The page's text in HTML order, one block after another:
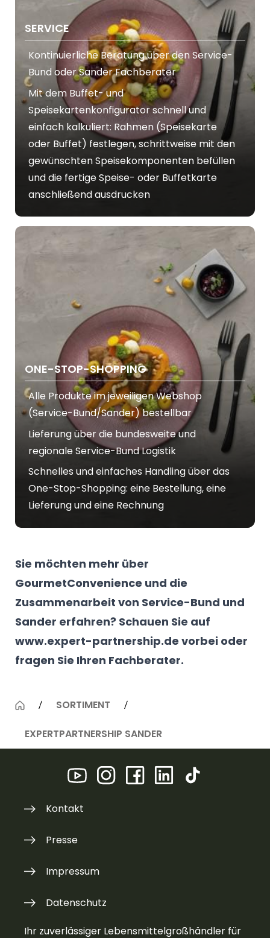
SERVICE
Kontinuierliche Beratung über den Service-
Bund oder Sander Fachberater
Mit dem Buffet- und
Speisekartenkonfigurator schnell und
einfach kalkuliert: Rahmen (Speisekarte
oder Buffet) festlegen, schrittweise mit den
gewünschten Speisekomponenten befüllen
und die fertige Speise- oder Buffetkarte
anschließend ausdrucken
ONE-STOP-SHOPPING
Alle Produkte im jeweiligen Webshop
(Service-Bund/Sander) bestellbar
Lieferung über die bundesweite und
regionale Service-Bund Logistik
Schnelles und einfaches Handling über das
One-Stop-Shopping: eine Bestellung, eine
Lieferung und eine Rechnung
Sie möchten mehr über
GourmetConvenience und die
Zusammenarbeit von Service-Bund und
Sander erfahren? Schauen Sie auf
www.expert-partnership.de vorbei oder
fragen Sie Ihren Fachberater.
SORTIMENT
EXPERTPARTNERSHIP SANDER
Ihr zuverlässiger Lebensmittelgroßhändler für
Kontakt
Presse
Impressum
Datenschutz